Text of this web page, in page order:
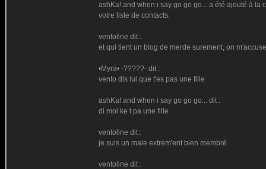
ashKa! and when i say go go go... a été ajouté à
votre liste de contacts.
ventoline dit :
et qui tient un blog de merde surement, on
•Myrä• -?????- dit :
vento dis lui que t'es pas une fille
ashKa! and when i say go go go... dit :
di moi ke t pa une fille
ventoline dit :
je suis un male extrem'ent bien membré
ventoline dit :